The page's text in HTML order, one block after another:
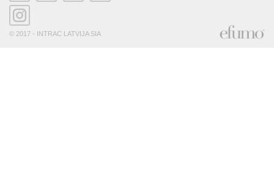
© 2017 - INTRAC LATVIJA SIA